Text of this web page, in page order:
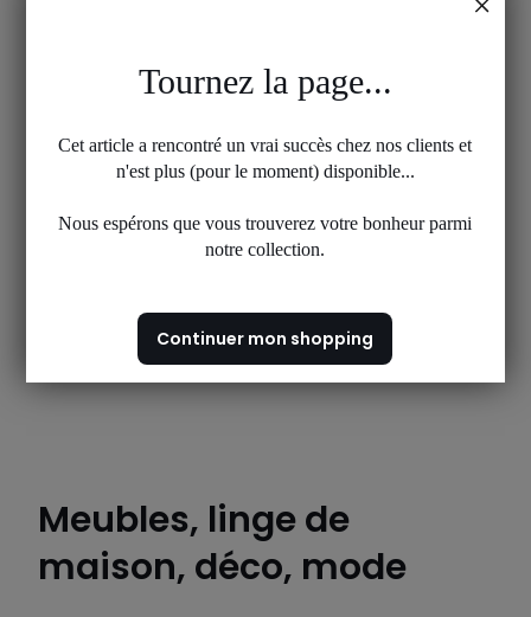
Meubles, linge de
maison, déco, mode
Tournez la page...
Cet article a rencontré un vrai succès chez nos clients et
n'est plus (pour le moment) disponible...
Nous espérons que vous trouverez votre bonheur parmi
notre collection.
Continuer mon shopping